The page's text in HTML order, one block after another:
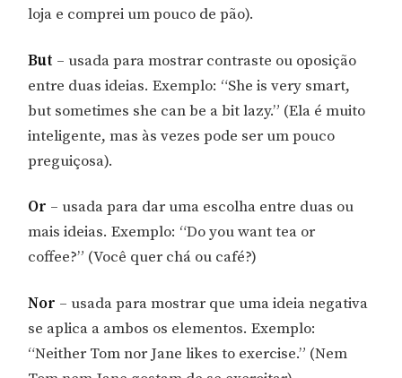
loja e comprei um pouco de pão).
But – usada para mostrar contraste ou oposição
entre duas ideias. Exemplo: “She is very smart,
but sometimes she can be a bit lazy.” (Ela é muito
inteligente, mas às vezes pode ser um pouco
preguiçosa).
Or – usada para dar uma escolha entre duas ou
mais ideias. Exemplo: “Do you want tea or
coffee?” (Você quer chá ou café?)
Nor – usada para mostrar que uma ideia negativa
se aplica a ambos os elementos. Exemplo:
“Neither Tom nor Jane likes to exercise.” (Nem